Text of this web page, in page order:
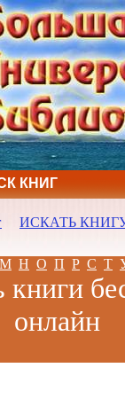
КНИГ
ИСКАТЬ
М Н О П Р С Т
онлайн